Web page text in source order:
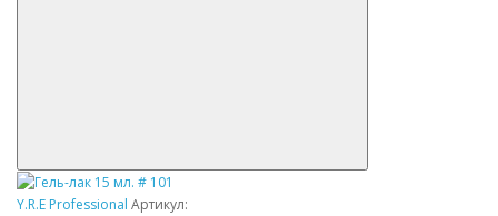
Y.R.E Professional Артикул: